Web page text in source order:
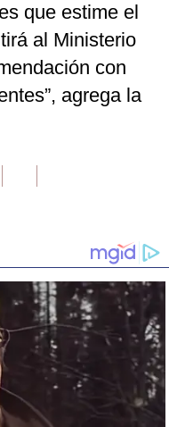
que estime el
al Ministerio
con
agrega la